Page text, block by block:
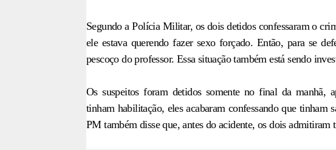
Segundo a Polícia Militar, os dois detidos confessaram o
ele estava querendo fazer sexo forçado. Então, para se
pescoço do professor. Essa situação também está sendo
Os suspeitos foram detidos somente no final da manhã,
tinham habilitação, eles acabaram confessando que
PM também disse que, antes do acidente, os dois admitiram